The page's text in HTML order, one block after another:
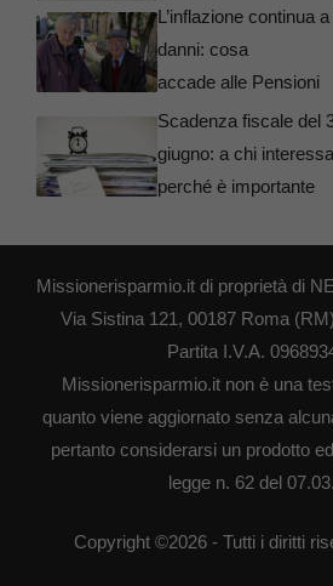
L’inflazione continua
danni: cosa
accade alle Pensioni
Scadenza fiscale del
giugno: a chi
perché è importante
Missionerisparmio.it di proprietà di
Via Sistina 121, 00187 Roma
Partita I.V.A.
Missionerisparmio.it non è una
quanto viene aggiornato senza
pertanto considerarsi un prodotto
legge n. 62 del
Copyright ©2026 - Tutti i diritti